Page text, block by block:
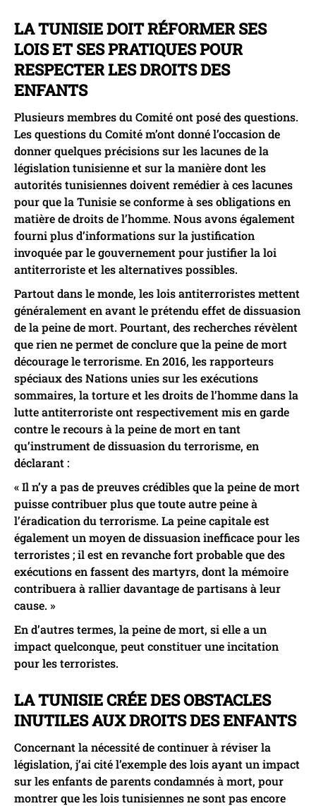
LA TUNISIE DOIT RÉFORMER SES
LOIS ET SES PRATIQUES POUR
RESPECTER LES DROITS DES
ENFANTS
Plusieurs membres du Comité ont posé des questions.
Les questions du Comité m’ont donné l’occasion de
donner quelques précisions sur les lacunes de la
législation tunisienne et sur la manière dont les
autorités tunisiennes doivent remédier à ces lacunes
pour que la Tunisie se conforme à ses obligations en
matière de droits de l’homme. Nous avons également
fourni plus d’informations sur la justification
invoquée par le gouvernement pour justifier la loi
antiterroriste et les alternatives possibles.
Partout dans le monde, les lois antiterroristes mettent
généralement en avant le prétendu effet de dissuasion
de la peine de mort. Pourtant, des recherches révèlent
que rien ne permet de conclure que la peine de mort
décourage le terrorisme. En 2016, les rapporteurs
spéciaux des Nations unies sur les exécutions
sommaires, la torture et les droits de l’homme dans la
lutte antiterroriste ont respectivement mis en garde
contre le recours à la peine de mort en tant
qu’instrument de dissuasion du terrorisme, en
déclarant :
« Il n’y a pas de preuves crédibles que la peine de mort
puisse contribuer plus que toute autre peine à
l’éradication du terrorisme. La peine capitale est
également un moyen de dissuasion inefficace pour les
terroristes ; il est en revanche fort probable que des
exécutions en fassent des martyrs, dont la mémoire
contribuera à rallier davantage de partisans à leur
cause. »
En d’autres termes, la peine de mort, si elle a un
impact quelconque, peut constituer une incitation
pour les terroristes.
LA TUNISIE CRÉE DES OBSTACLES
INUTILES AUX DROITS DES ENFANTS
Concernant la nécessité de continuer à réviser la
législation, j’ai cité l’exemple des lois ayant un impact
sur les enfants de parents condamnés à mort, pour
montrer que les lois tunisiennes ne sont pas encore